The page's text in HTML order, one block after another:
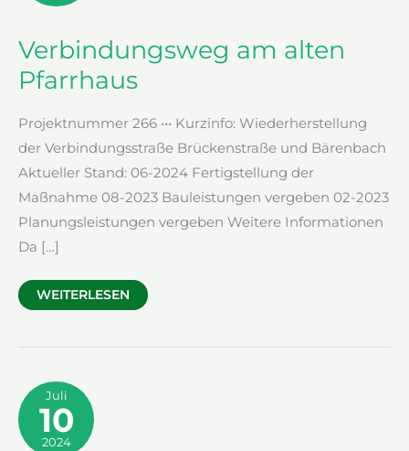
Verbindungsweg am alten
Pfarrhaus
Projektnummer 266 ••• Kurzinfo: Wiederherstellung
der Verbindungsstraße Brückenstraße und Bärenbach
Aktueller Stand: 06-2024 Fertigstellung der
Maßnahme 08-2023 Bauleistungen vergeben 02-2023
Planungsleistungen vergeben Weitere Informationen
Da […]
VERBINDUNGSWEG
WEITERLESEN
Juli
10
2024